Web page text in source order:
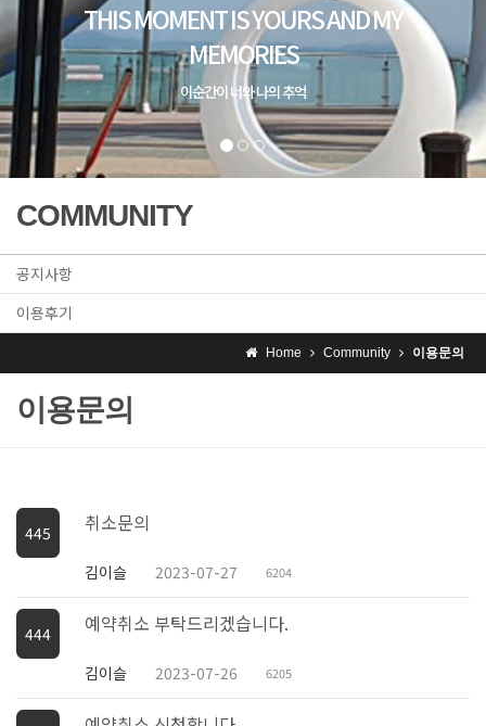
THIS MOMENT IS YOURS AND MY
MEMORIES
이순간이 너와 나의 추억
COMMUNITY
공지사항
이용후기
Home Community 이용문의
이용문의
445 취소문의
김이슬 2023-07-27 6204
444 예약취소 부탁드리겠습니다.
김이슬 2023-07-26 6205